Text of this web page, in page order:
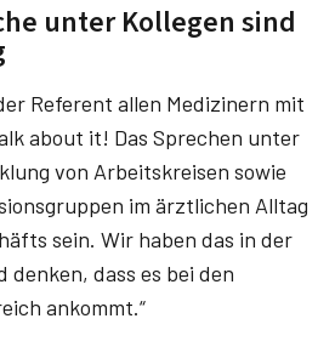
unter Kollegen sind
Referent allen Medizinern mit
about it! Das Sprechen unter
von Arbeitskreisen sowie
im ärztlichen Alltag
sein. Wir haben das in der
dass es bei den
ankommt.“